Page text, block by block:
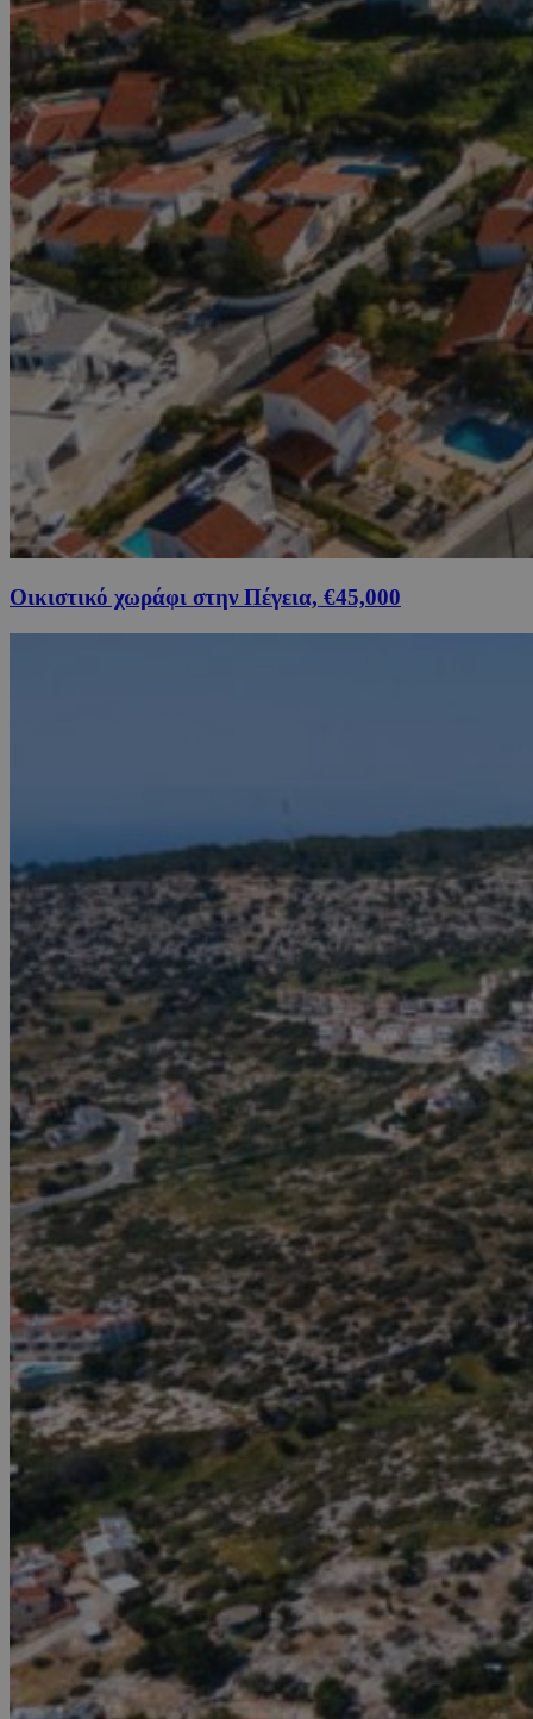
Οικιστικό χωράφι στην Πέγεια, €45,000